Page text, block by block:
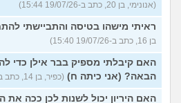
(אנונימי, בן 20, כתב ב-19/07/26 15:44)
ראיתי מישהו בטיסה והתביישתי
בן 16, כתב ב-19/07/26 15:40)
האם קיבלתי מספיק בבר אילן כדי
הבאה? (אני כיתה ח) (כפיר, בן 14, כתב ב-19/07/26 13:57)
האם היריון יכול לשנות לכן ככה את